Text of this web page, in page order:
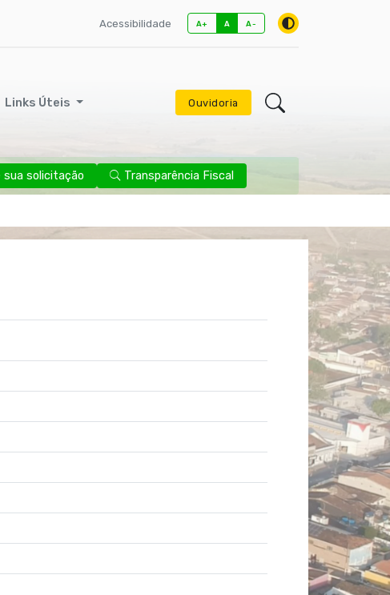
Acessibilidade A+ A A-
Links Úteis Ouvidoria
sua solicitação Transparência Fiscal